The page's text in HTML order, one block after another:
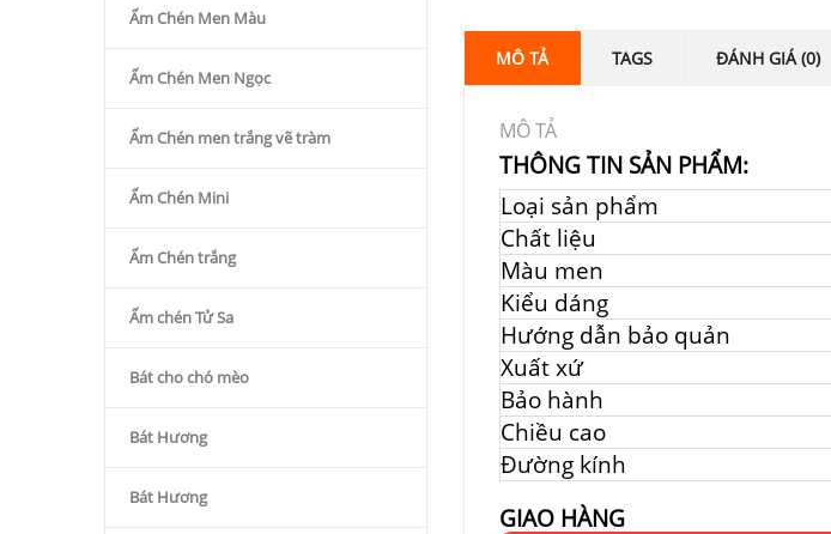
Ấm Chén Men Màu
Ấm Chén Men Ngọc
Ấm Chén men trắng vẽ tràm
Ấm Chén Mini
Ấm Chén trắng
Ấm chén Tử Sa
Bát cho chó mèo
Bát Hương
Bát Hương
MÔ TẢ TAGS ĐÁNH GIÁ (0)
MÔ TẢ
THÔNG TIN SẢN PHẨM:
Loại sản phẩm
Chất liệu
Màu men
Kiểu dáng
Hướng dẫn bảo quản
Xuất xứ
Bảo hành
Chiều cao
Đường kính
GIAO HÀNG